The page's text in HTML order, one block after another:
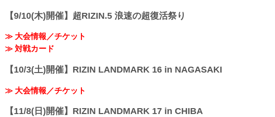
【9/10(木)開催】超RIZIN.5 浪速の超復活祭り
≫ 大会情報／チケット
≫ 対戦カード
【10/3(土)開催】RIZIN LANDMARK 16 in NAGASAKI
≫ 大会情報／チケット
【11/8(日)開催】RIZIN LANDMARK 17 in CHIBA